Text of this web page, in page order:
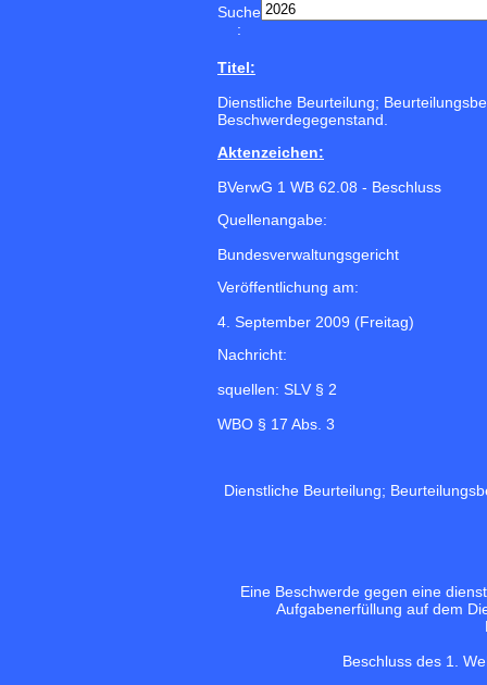
Suche
:
Titel:
Dienstliche Beurteilung;
Beschwerdegegenstand.
Aktenzeichen:
BVerwG 1 WB 62.08 - Beschluss
Quellenangabe:
Bundesverwaltungsgericht
Veröffentlichung am:
4. September 2009 (Freitag)
Nachricht:
squellen: SLV § 2
WBO § 17 Abs. 3
Dienstliche Beurteilung;
Eine Beschwerde gegen eine
Aufgabenerfüllung auf dem
Beschluss des 1.